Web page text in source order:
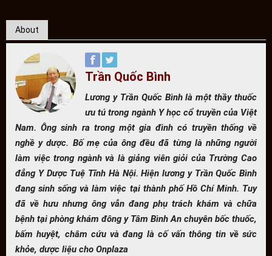
About
Trần Quốc Bình
Lương y Trần Quốc Bình là một thầy thuốc
ưu tú trong ngành Y học cổ truyền của Việt
Nam. Ông sinh ra trong một gia đình có truyền thống về
nghề y dược. Bố mẹ của ông đều đã từng là những người
làm việc trong ngành và là giảng viên giỏi của Trường Cao
đẳng Y Dược Tuệ Tĩnh Hà Nội. Hiện lương y Trần Quốc Bình
đang sinh sống và làm việc tại thành phố Hồ Chí Minh. Tuy
đã về hưu nhưng ông vẫn đang phụ trách khám và chữa
bệnh tại phòng khám đông y Tâm Bình An chuyên bốc thuốc,
bấm huyệt, châm cứu và đang là cố vấn thông tin về sức
khỏe, dược liệu cho Onplaza